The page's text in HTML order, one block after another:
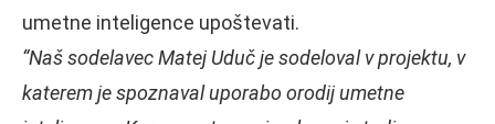
umetne inteligence upoštevati.
“Naš sodelavec Matej Uduč je sodeloval v projektu, v
katerem je spoznaval uporabo orodij umetne